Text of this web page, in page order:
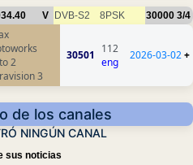
V DVB-S2 8PSK 30000 3/4
2
3
30501
112
eng
2026-03-02+
de los canales
NINGÚN CANAL
sus noticias